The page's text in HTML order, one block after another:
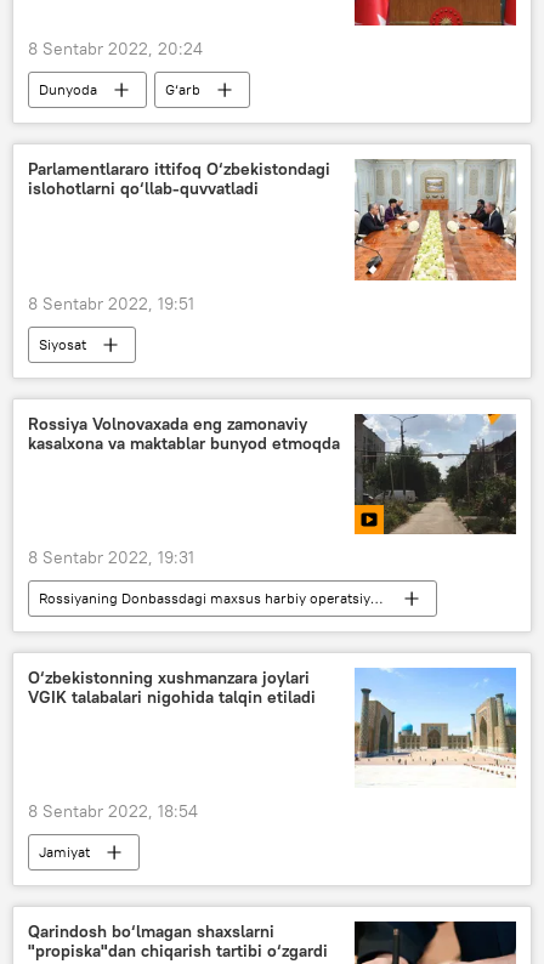
8 Sentabr 2022, 20:24
Dunyoda
G‘arb
Rejep Tayyip Erdog‘an
Parlamentlararo ittifoq O‘zbekistondagi
islohotlarni qo‘llab-quvvatladi
8 Sentabr 2022, 19:51
Siyosat
Parlamentlararo ittifoqqa a’zo davlatlar ayol rahbarlarining 14-sammiti
Shavkat Mirziyoyev
Rossiya Volnovaxada eng zamonaviy
kasalxona va maktablar bunyod etmoqda
8 Sentabr 2022, 19:31
Rossiyaning Donbassdagi maxsus harbiy operatsiyasi
Donesk xalq respublikasi (DXR)
O‘zbekistonning xushmanzara joylari
VGIK talabalari nigohida talqin etiladi
8 Sentabr 2022, 18:54
Jamiyat
Gerasimov nomidagi Butunrossiya davlat kinematografiya instituti
“Ipak yo‘li durdonasi” Toshkent xalqaro kinofestivali
Qarindosh bo‘lmagan shaxslarni
"propiska"dan chiqarish tartibi o‘zgardi